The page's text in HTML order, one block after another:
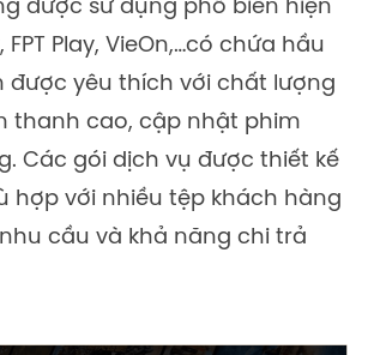
được sử dụng phổ biến hiện
FPT Play, VieOn,…có chứa hầu
được yêu thích với chất lượng
thanh cao, cập nhật phim
Các gói dịch vụ được thiết kế
hợp với nhiều tệp khách hàng
cầu và khả năng chi trả